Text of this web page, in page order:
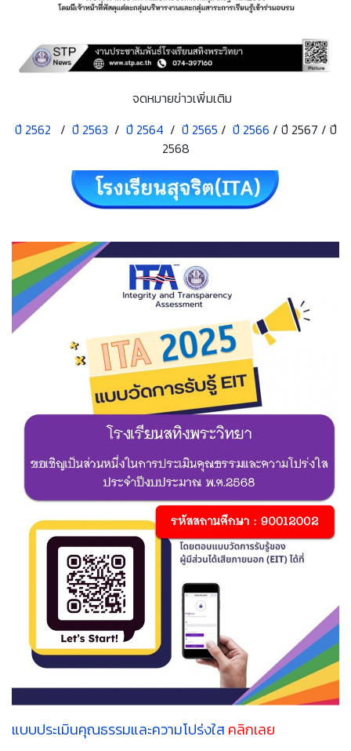
จดหมายข่าวเพิ่มเติม
ปี 2562 / ปี 2563 / ปี 2564 / ปี 2565 / ปี 2566 / ปี 2567 / ปี
2568
แบบประเมินคุณธรรมและความโปร่งใส คลิกเลย